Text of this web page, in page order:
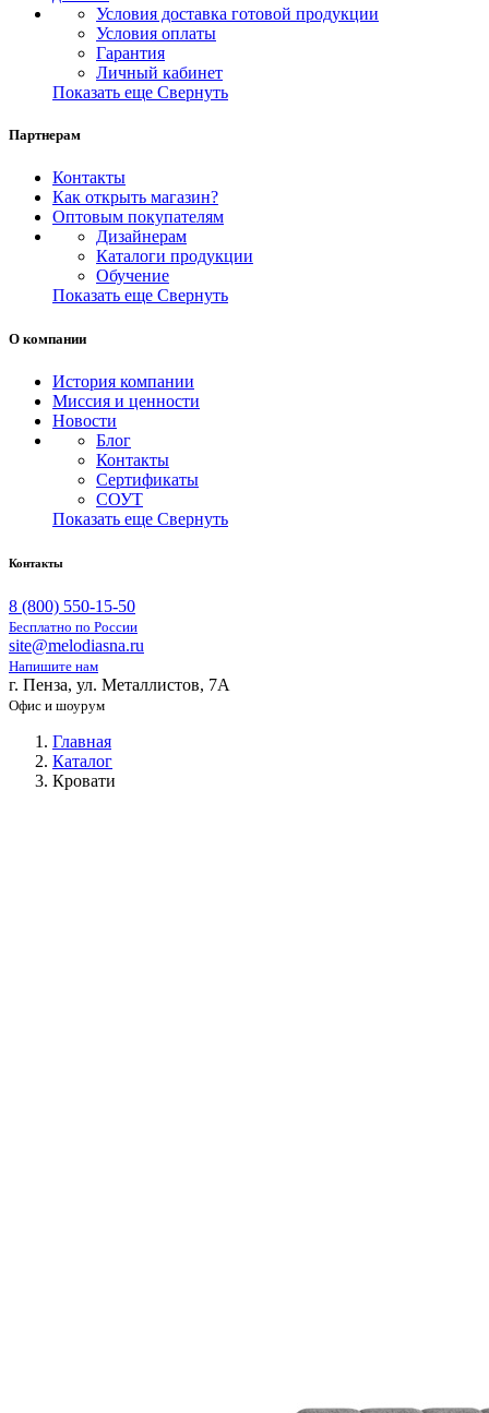
Условия доставка готовой продукции
Условия оплаты
Гарантия
Личный кабинет
Показать еще Свернуть
Партнерам
Контакты
Как открыть магазин?
Оптовым покупателям
Дизайнерам
Каталоги продукции
Обучение
Показать еще Свернуть
О компании
История компании
Миссия и ценности
Новости
Блог
Контакты
Сертификаты
СОУТ
Показать еще Свернуть
Контакты
8 (800) 550-15-50
Бесплатно по России
site@melodiasna.ru
Напишите нам
г. Пенза, ул. Металлистов, 7А
Офис и шоурум
Главная
Каталог
Кровати